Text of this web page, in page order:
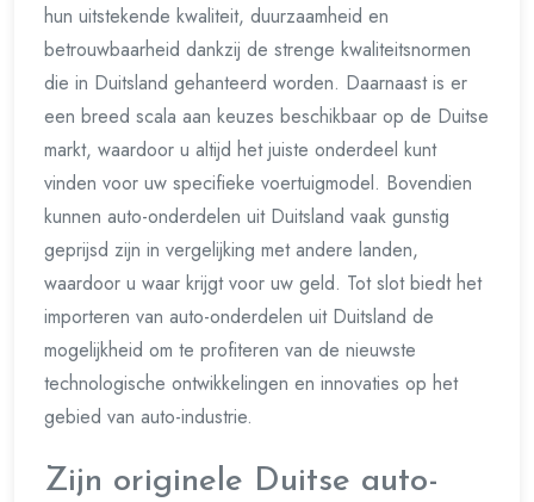
hun uitstekende kwaliteit, duurzaamheid en
betrouwbaarheid dankzij de strenge kwaliteitsnormen
die in Duitsland gehanteerd worden. Daarnaast is er
een breed scala aan keuzes beschikbaar op de Duitse
markt, waardoor u altijd het juiste onderdeel kunt
vinden voor uw specifieke voertuigmodel. Bovendien
kunnen auto-onderdelen uit Duitsland vaak gunstig
geprijsd zijn in vergelijking met andere landen,
waardoor u waar krijgt voor uw geld. Tot slot biedt het
importeren van auto-onderdelen uit Duitsland de
mogelijkheid om te profiteren van de nieuwste
technologische ontwikkelingen en innovaties op het
gebied van auto-industrie.
Zijn originele Duitse auto-